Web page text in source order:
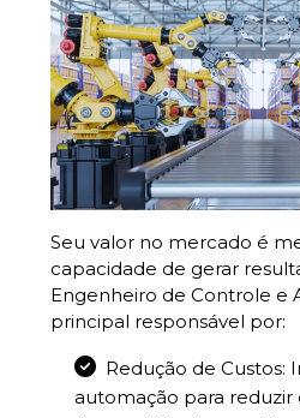
Seu valor no mercado é
capacidade de gerar
Engenheiro de Controle e
principal responsável por:
Redução de
automação para reduzir